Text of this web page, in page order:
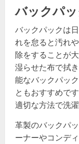
バックパ
バックパックは
れを怠ると汚れ
除をすることが
湿らせた布で拭
能なバックパッ
ともおすすめで
適切な方法で洗
革製のバックパ
ーナーやコンデ